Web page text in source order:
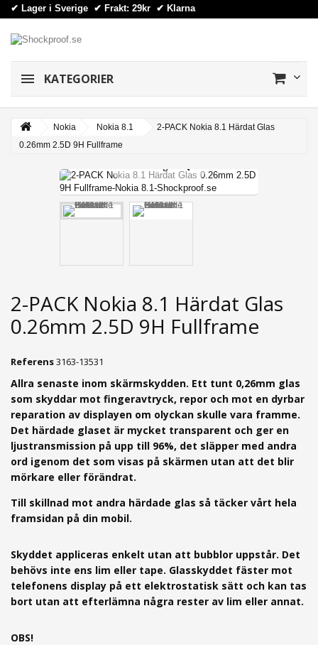
✔ Lager i Sverige ✔ Frakt: 29kr ✔ Klarna
KATEGORIER
Nokia Nokia 8.1
2-PACK Nokia 8.1 Härdat Glas
0.26mm 2.5D 9H Fullframe
2-PACK Nokia 8.1 Härdat Glas
0.26mm 2.5D 9H Fullframe
Referens3163-13531
Allra senaste inom skärmskydden. Ett tunt 0,26mm glas
som skyddar mot fingeravtryck, repor och mot en dyrbar
reparation av displayen om olyckan skulle vara framme.
Det härdade glaset är mycket transparent och ger en
ljustransmission på upp till 96%, det släpper med andra
ord igenom det som visas på skärmen utan att det blir
mörkare eller förändrat.
Till skillnad mot andra härdade glas så täcker vårt hela
framsidan på din mobil.
Skyddet appliceras enkelt utan att bubblor uppstår. Det
behövs inte ens lim eller tape. Glasskyddet fäster mot
telefonens display på ett elektrostatisk sätt och kan tas
bort utan att efterlämna några rester av lim eller annat.
OBS!